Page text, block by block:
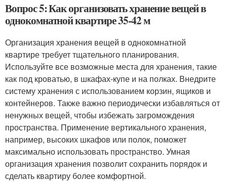
Вопрос 5: Как организовать хранение вещей в
однокомнатной квартире 35-42 м
Организация хранения вещей в однокомнатной
квартире требует тщательного планирования.
Используйте все возможные места для хранения, такие
как под кроватью, в шкафах-купе и на полках. Внедрите
систему хранения с использованием корзин, ящиков и
контейнеров. Также важно периодически избавляться от
ненужных вещей, чтобы избежать загромождения
пространства. Применение вертикального хранения,
например, высоких шкафов или полок, поможет
максимально использовать пространство. Умная
организация хранения позволит сохранить порядок и
сделать квартиру более комфортной.